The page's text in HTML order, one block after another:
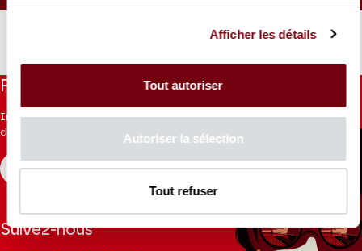
Afficher les détails
Tout autoriser
Autoriser la sélection
Tout refuser
Restez informés
Inscrivez-vous à la newsletter pour recevoir les informations
du Théâtre.
S'INSCRIRE
Suivez-nous